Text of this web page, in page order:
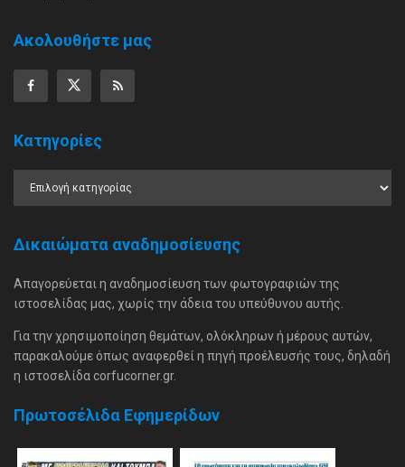
Ακολουθήστε μας
Κατηγορίες
Δικαιώματα αναδημοσίευσης
Απαγορεύεται η αναδημοσίευση των φωτογραφιών της
ιστοσελίδας μας, χωρίς την άδεια του υπεύθυνου αυτής.
Για την χρησιμοποίηση θεμάτων, ολόκληρων ή μέρους αυτών,
παρακαλούμε όπως αναφερθεί η πηγή προέλευσής τους, δηλαδή
η ιστοσελίδα corfucorner.gr.
Πρωτοσέλιδα Εφημερίδων